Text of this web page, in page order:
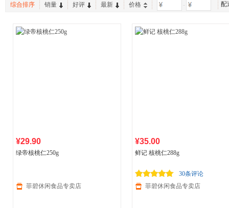
综合排序 销量 好评 最新 价格 - 配
¥29.90
绿帝核桃仁250g
菲碧休闲食品专卖店
¥35.00
鲜记 核桃仁288g
30条评论
菲碧休闲食品专卖店